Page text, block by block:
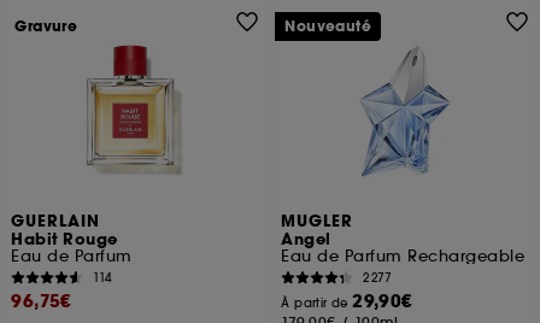
GUERLAIN
Habit Rouge
Eau de Parfum
114
96,75€
Gravure
MUGLER
Angel
Eau de Parfum Rechargeable
2277
À partir de29,90€
Nouveauté